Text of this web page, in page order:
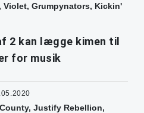
Violet, Grumpynators, Kickin'
2 kan lægge kimen til
for musik
Justify Rebellion,